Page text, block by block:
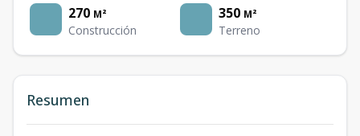
270 M²
Construcción
350 M²
Terreno
Resumen